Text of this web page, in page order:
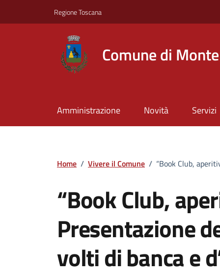
Regione Toscana
Comune di
Amministrazione Novità Servizi
Home / Vivere il Comune / “Book Club,
“Book Club,
Presentazione
volti di banca e